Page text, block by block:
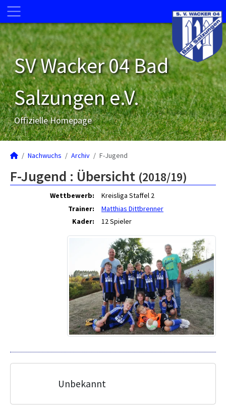
SV Wacker 04 Bad
Salzungen e.V.
Offizielle Homepage
Nachwuchs Archiv F-Jugend
F-Jugend : Übersicht (2018/19)
Wettbewerb:
Kreisliga Staffel 2
Trainer:
Matthias Dittbrenner
Kader:
12 Spieler
Unbekannt